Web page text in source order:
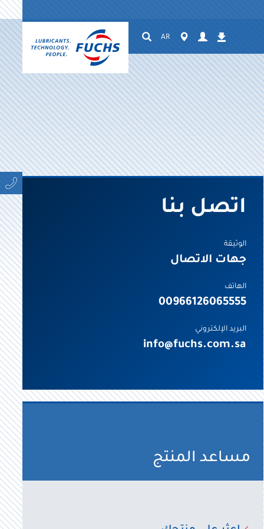
التنزيلات
Login
Worldwide
AR
Suchen
اتصل بنا
الوثيقة
جهات الاتصال
الهاتف
00966126065555
البريد الإلكتروني
info@fuchs.com.sa
مساعد المنتج